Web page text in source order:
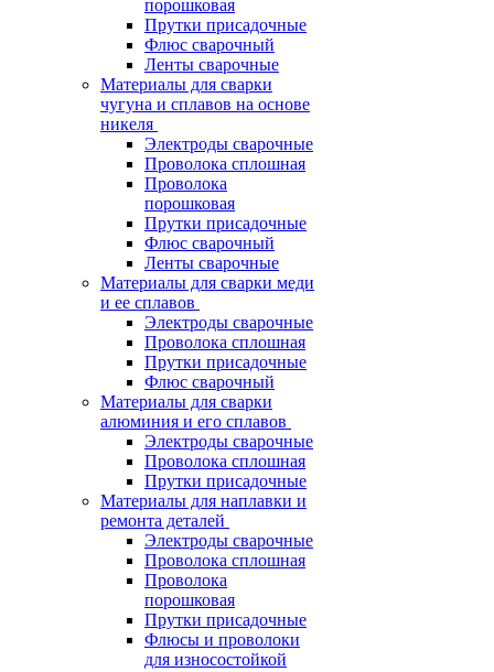
порошковая
Прутки присадочные
Флюс сварочный
Ленты сварочные
Материалы для сварки
чугуна и сплавов на основе
никеля
Электроды сварочные
Проволока сплошная
Проволока
порошковая
Прутки присадочные
Флюс сварочный
Ленты сварочные
Материалы для сварки меди
и ее сплавов
Электроды сварочные
Проволока сплошная
Прутки присадочные
Флюс сварочный
Материалы для сварки
алюминия и его сплавов
Электроды сварочные
Проволока сплошная
Прутки присадочные
Материалы для наплавки и
ремонта деталей
Электроды сварочные
Проволока сплошная
Проволока
порошковая
Прутки присадочные
Флюсы и проволоки
для износостойкой